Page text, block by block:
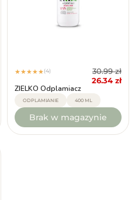
★★★★★(4) 30.99zł
26.34 zł
ZIELKO Odplamiacz
ODPLAMIANIE 400 ML
Brak w magazynie